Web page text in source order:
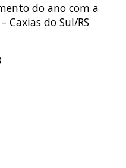
do ano com a
Caxias do Sul/RS